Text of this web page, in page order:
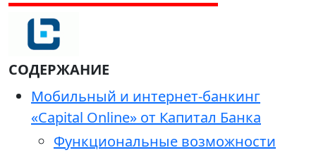
СОДЕРЖАНИЕ
Мобильный и интернет-банкинг
«Capital Online» от Капитал Банка
Функциональные возможности